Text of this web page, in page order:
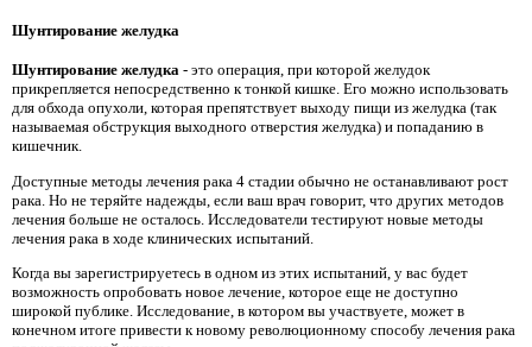
Шунтирование желудка
Шунтирование желудка - это операция, при которой желудок
прикрепляется непосредственно к тонкой кишке. Его можно использовать
для обхода опухоли, которая препятствует выходу пищи из желудка (так
называемая обструкция выходного отверстия желудка) и попаданию в
кишечник.
Доступные методы лечения рака 4 стадии обычно не останавливают рост
рака. Но не теряйте надежды, если ваш врач говорит, что других методов
лечения больше не осталось. Исследователи тестируют новые методы
лечения рака в ходе клинических испытаний.
Когда вы зарегистрируетесь в одном из этих испытаний, у вас будет
возможность опробовать новое лечение, которое еще не доступно
широкой публике. Исследование, в котором вы участвуете, может в
конечном итоге привести к новому революционному способу лечения рака